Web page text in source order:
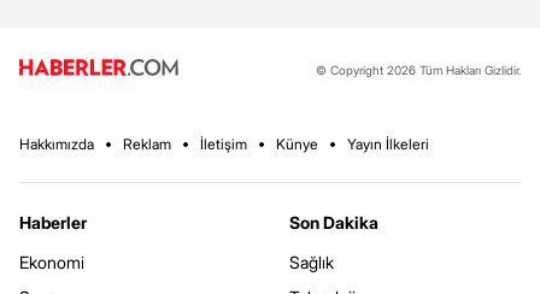
© Copyright 2026 Tüm Hakları Gizlidir.
Hakkımızda Reklam İletişim Künye Yayın İlkeleri
Haberler
Ekonomi
Son Dakika
Sağlık